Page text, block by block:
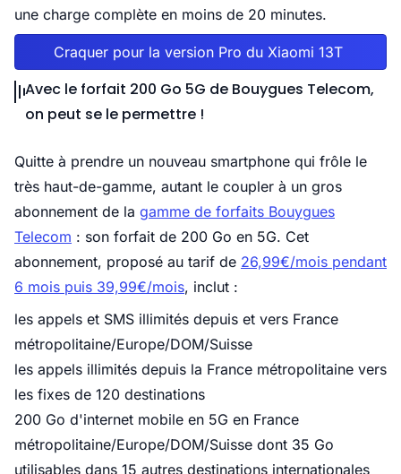
une charge complète en moins de 20 minutes.
Craquer pour la version Pro du Xiaomi 13T
Avec le forfait 200 Go 5G de Bouygues Telecom,
on peut se le permettre !
Quitte à prendre un nouveau smartphone qui frôle le
très haut-de-gamme, autant le coupler à un gros
abonnement de la gamme de forfaits Bouygues
Telecom : son forfait de 200 Go en 5G. Cet
abonnement, proposé au tarif de 26,99€/mois pendant
6 mois puis 39,99€/mois, inclut :
les appels et SMS illimités depuis et vers France
métropolitaine/Europe/DOM/Suisse
les appels illimités depuis la France métropolitaine vers
les fixes de 120 destinations
200 Go d'internet mobile en 5G en France
métropolitaine/Europe/DOM/Suisse dont 35 Go
utilisables dans 15 autres destinations internationales